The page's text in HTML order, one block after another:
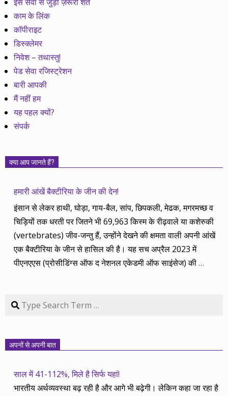
काम के लिंक
कॉपीराइट
डिस्क्लेमर
निवेश – तथास्तु!
पेड सेवा रजिस्ट्रेशन
बारी आपकी
मैं नहीं हम
यह पहल क्यों?
संपर्क
क्या आप जानते हैं?
हमारी आंखें बैक्टीरिया के जीन की देन!
इंसान से लेकर हाथी, घोड़ा, गाय-बैल, सांप, छिपकली, मेढक, मगरमच्छ व
चिड़ियों तक धरती पर जितने भी 69,963 किस्म के रीढ़वाले या कशेरुकी
(vertebrates) जीव-जन्तु हैं, उन्होंने देखने की क्षमता वाली अपनी आंखें
एक बैक्टीरिया के जीन से हासिल की है। यह सच अप्रैल 2023 में
पीएनएएस (प्रोसीडिंग्स ऑफ द नेशनल एकेडमी ऑफ साइंसेज) की…
Search
अपनों से अपनी बात
साल में 41-112%, मिले है सिर्फ यहां!
भारतीय अर्थव्यवस्था बढ़ रही है और आगे भी बढ़ेगी। लेकिन कहा जा रहा है